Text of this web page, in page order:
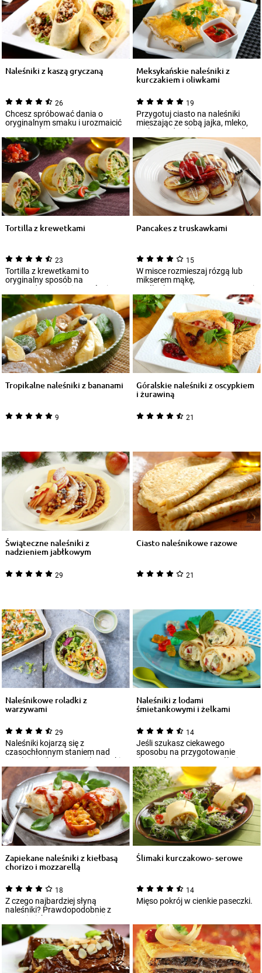
Naleśniki z kaszą gryczaną
26
Chcesz spróbować dania o
oryginalnym smaku i urozmaicić
swoje codziennie menu?
Naleśniki z kaszy...
Meksykańskie naleśniki z
kurczakiem i oliwkami
19
Przygotuj ciasto na naleśniki
mieszając ze sobą jajka, mleko,
mąkę, wodę, olej, szczyptę soli,
ku...
Tortilla z krewetkami
23
Tortilla z krewetkami to
oryginalny sposób na
przyrządzenie mini wrapów i
podanie ich podczas spo...
Pancakes z truskawkami
15
W misce rozmieszaj rózgą lub
mikserem mąkę,
maślankę,połowę rozpuszczonej
margaryny, jaja, cukier...
Tropikalne naleśniki z bananami
9
Góralskie naleśniki z oscypkiem
i żurawiną
21
Świąteczne naleśniki z
nadzieniem jabłkowym
29
Ciasto naleśnikowe razowe
21
Naleśnikowe roladki z
warzywami
29
Naleśniki kojarzą się z
czasochłonnym staniem nad
patelnią i pilnowaniem, by cienkie
placuszki ni...
Naleśniki z lodami
śmietankowymi i żelkami
14
Jeśli szukasz ciekawego
sposobu na przygotowanie
deseru, koniecznie wypróbuj
przepis na naleśniki...
Zapiekane naleśniki z kiełbasą
chorizo i mozzarellą
18
Z czego najbardziej słyną
naleśniki? Prawdopodobnie z
tego, że ich przygotowanie jest
czasochłonn...
Ślimaki kurczakowo- serowe
14
Mięso pokrój w cienkie paseczki.